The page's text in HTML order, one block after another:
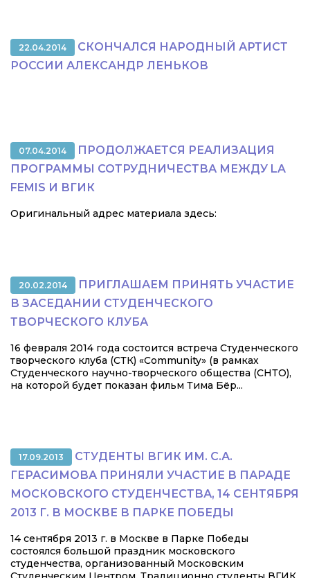
22.04.2014
СКОНЧАЛСЯ НАРОДНЫЙ АРТИСТ
РОССИИ АЛЕКСАНДР ЛЕНЬКОВ
07.04.2014
ПРОДОЛЖАЕТСЯ РЕАЛИЗАЦИЯ
ПРОГРАММЫ СОТРУДНИЧЕСТВА МЕЖДУ LA
FEMIS И ВГИК
Оригинальный адрес материала здесь:
20.02.2014
ПРИГЛАШАЕМ ПРИНЯТЬ УЧАСТИЕ
В ЗАСЕДАНИИ СТУДЕНЧЕСКОГО
ТВОРЧЕСКОГО КЛУБА
16 февраля 2014 года состоится встреча Студенческого
творческого клуба (СТК) «Community» (в рамках
Студенческого научно-творческого общества (СНТО),
на которой будет показан фильм Тима Бёр...
17.09.2013
СТУДЕНТЫ ВГИК ИМ. С.А.
ГЕРАСИМОВА ПРИНЯЛИ УЧАСТИЕ В ПАРАДЕ
МОСКОВСКОГО СТУДЕНЧЕСТВА, 14 СЕНТЯБРЯ
2013 Г. В МОСКВЕ В ПАРКЕ ПОБЕДЫ
14 сентября 2013 г. в Москве в Парке Победы
состоялся большой праздник московского
студенчества, организованный Московским